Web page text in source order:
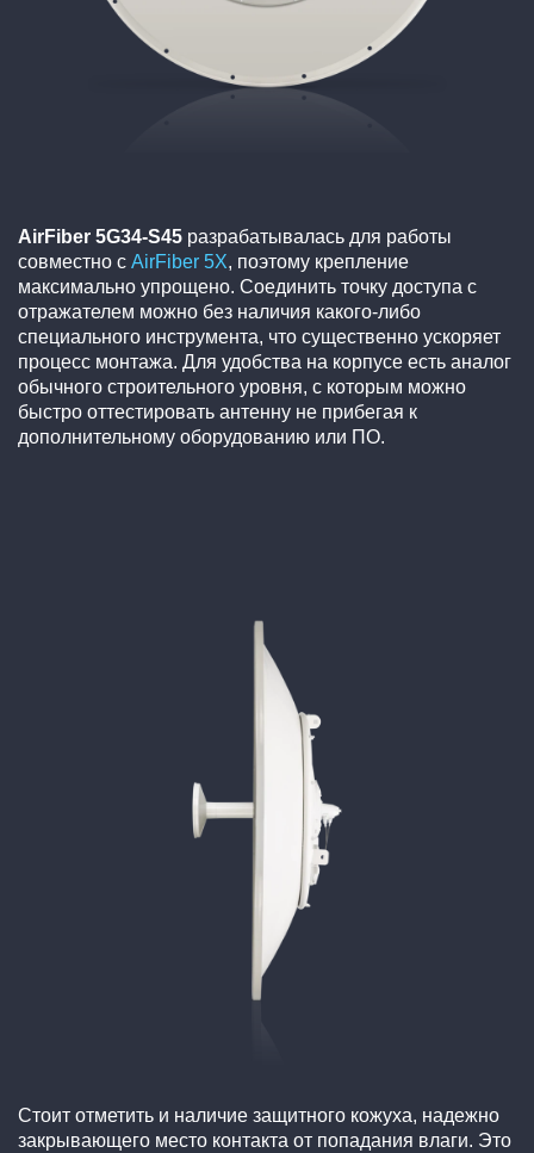
AirFiber 5G34-S45 разрабатывалась для работы
совместно с AirFiber 5X, поэтому крепление
максимально упрощено. Соединить точку доступа с
отражателем можно без наличия какого-либо
специального инструмента, что существенно ускоряет
процесс монтажа. Для удобства на корпусе есть аналог
обычного строительного уровня, с которым можно
быстро оттестировать антенну не прибегая к
дополнительному оборудованию или ПО.
Стоит отметить и наличие защитного кожуха, надежно
закрывающего место контакта от попадания влаги. Это